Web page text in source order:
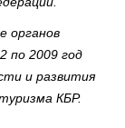
органов
по 2009 год
и развития
КБР.